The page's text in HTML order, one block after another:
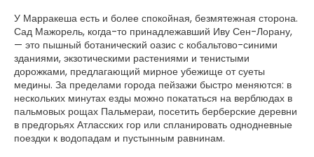
У Марракеша есть и более спокойная, безмятежная сторона.
Сад Мажорель, когда-то принадлежавший Иву Сен-Лорану,
— это пышный ботанический оазис с кобальтово-синими
зданиями, экзотическими растениями и тенистыми
дорожками, предлагающий мирное убежище от суеты
медины. За пределами города пейзажи быстро меняются: в
нескольких минутах езды можно покататься на верблюдах в
пальмовых рощах Пальмераи, посетить берберские деревни
в предгорьях Атласских гор или спланировать однодневные
поездки к водопадам и пустынным равнинам.